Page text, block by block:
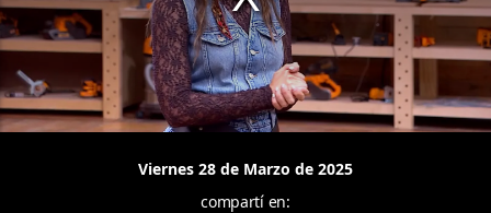
Viernes 28 de Marzo de 2025
compartí en: